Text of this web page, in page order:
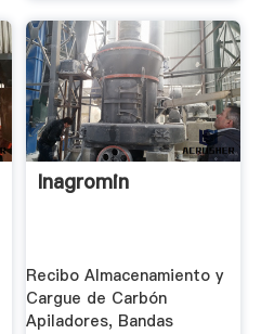
Inagromin
Recibo Almacenamiento y
Cargue de Carbón
Apiladores, Bandas